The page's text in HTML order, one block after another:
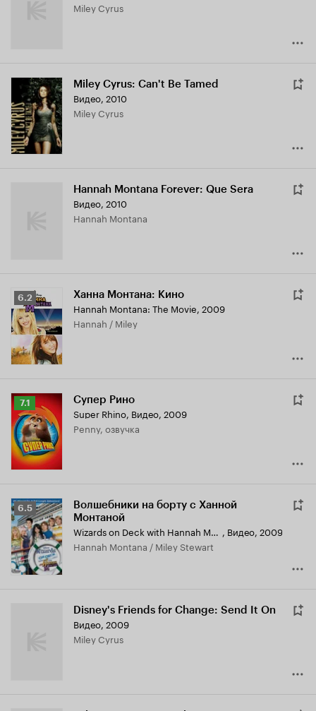
Miley Cyrus
Miley Cyrus: Can't Be Tamed
Видео, 2010
Miley Cyrus
Hannah Montana Forever: Que Sera
Видео, 2010
Hannah Montana
Рейтинг
Кинопоиска
6.2
6.2 Ханна Монтана: Кино
Hannah Montana: The Movie, 2009
Hannah / Miley
Рейтинг
Кинопоиска
7.1
7.1 Супер Рино
Super Rhino, Видео, 2009
Penny, озвучка
Рейтинг
Кинопоиска
6.5
6.5
Волшебники на борту с Ханной
Монтаной
Wizards on Deck with Hannah Montana , Видео, 2009
Hannah Montana / Miley Stewart
Disney's Friends for Change: Send It On
Видео, 2009
Miley Cyrus